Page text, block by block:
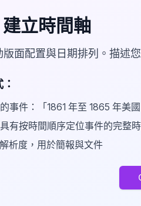
建立時間軸
版面配置與日期排列。描述
事件：「1861 年至 1865 年美國
有按時間順序定位事件的完整
析度，用於簡報與文件